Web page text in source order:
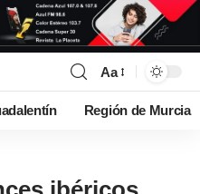
Aa
Región de Murcia